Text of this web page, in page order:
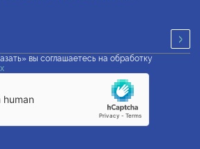
вы соглашаетесь на обработку